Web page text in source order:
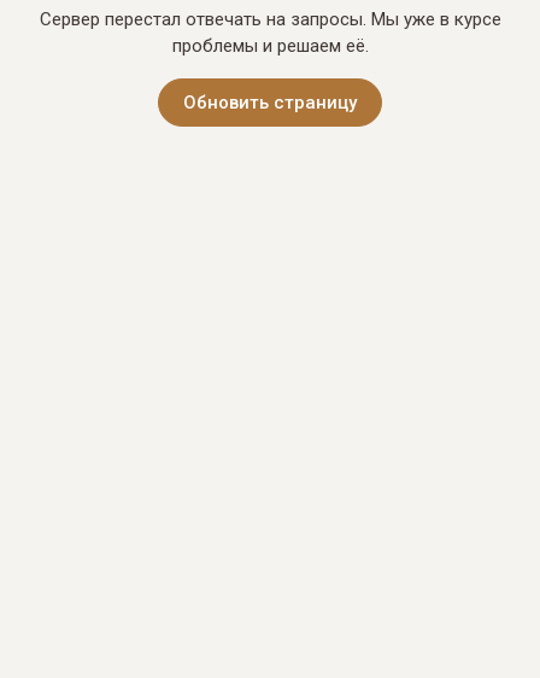
Сервер перестал отвечать на запросы. Мы уже в курсе
проблемы и решаем её.
Обновить страницу